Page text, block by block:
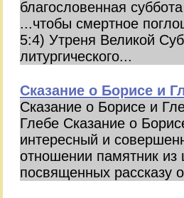
благословенная
...чтобы смертное
5:4) Утреня Великой
литургического...
Сказание о Борисе и
Сказание о Борисе и
Глебе Сказание о
интересный и
отношении памятник из
посвященных рассказу